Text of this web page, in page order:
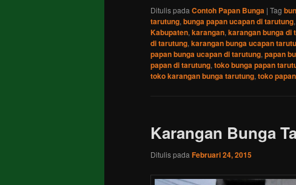
Ditulis pada Contoh Papan Bunga | Tag
tarutung, bunga papan ucapan di tarutung,
Kabupaten, karangan, karangan bunga di
di tarutung, karangan bunga ucapan
papan bunga ucapan di tarutung, papan
papan di tarutung, toko bunga papan
toko karangan bunga tarutung, toko
Karangan Bunga
Ditulis pada Februari 24, 2015